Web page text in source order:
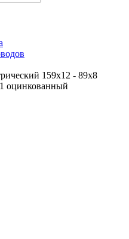
159х12 - 89х8
оцинкованный